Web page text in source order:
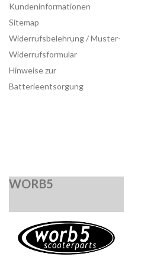
Kundeninformationen
Sitemap
Widerrufsbelehrung / Muster-
Widerrufsformular
Hinweise zur
Batterieentsorgung
WORB5